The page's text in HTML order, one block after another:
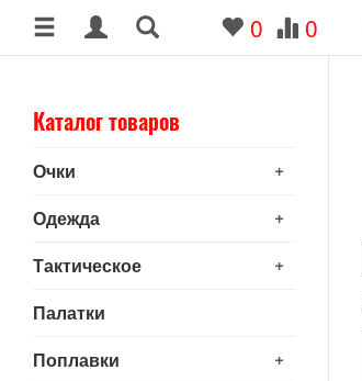
0 0
Каталог товаров
+
Очки
+
Одежда
+
Тактическое
Палатки
+
Поплавки